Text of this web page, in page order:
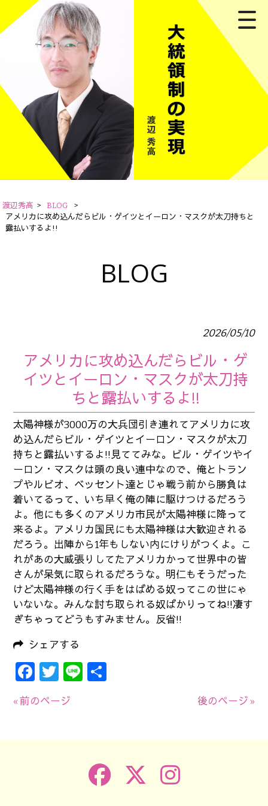
渡辺秀高 > BLOG
>
アメリカに攻め込んだらビル・ゲイツとイーロン・マスクが太刀持ちと
露払いするよ!!
BLOG
2026/05/10
アメリカに攻め込んだらビル・ゲ
イツとイーロン・マスクが太刀持
ちと露払いするよ!!
太陽神様が3000万の大兵団引き連れてアメリカに攻
め込んだらビル・ゲイツとイーロン・マスクが太刀
持ちと露払いするよ!!見ててみな。ビル・ゲイツやイ
ーロン・マスクは頭の良い連中なので、俺とトラン
プやルビオ、ベッセント達とじゃ戦う前から勝負は
着いてるって、いち早く俺の陣に駆けつけるだろう
よ。他にも多くのアメリカ市民が太陽神様に降って
来るよ。アメリカ国民にも太陽神様は大歓迎される
だろう。出陣から1年もしない内にけりがつくよ。こ
れがあの大威張りしてたアメリカかって世界中の皆
さんが呆気に取られるだろうな。明仁もそうだった
けど太陽神様の行く手をはばめる奴ってこの世にゃ
いないな。みんな討ち取られる奴ばかりってね!!凄す
ぎちゃってどうもすみません。反省!!
シェアする
Facebook
Twitter
Line
« 前のページ 後のページ »